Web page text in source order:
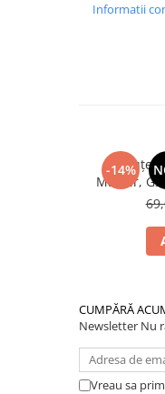
Informatii
-14%
Plăcuțe
Master, G3
CUMPĂRĂ
Newsletter Nu
Vreau sa